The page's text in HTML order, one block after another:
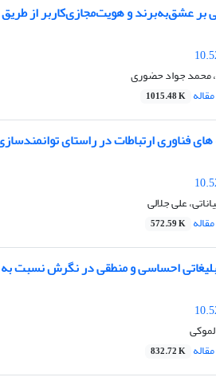
بر عشق‌به‌برند و هویت‌مجازی‌کاربر از
محمد جواد حضوری
1015.48 K
های فناوری ارتباطات در راستای
علی جلالی
572.59 K
احساسی و منطقی در نگرش نسبت
832.72 K